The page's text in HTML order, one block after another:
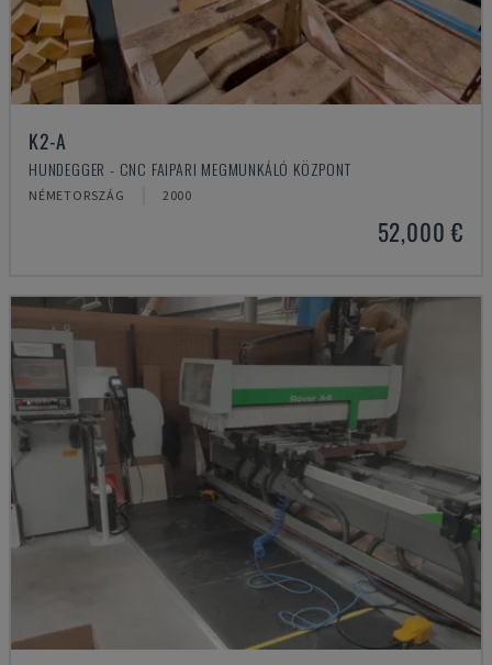
K2-A
HUNDEGGER - CNC FAIPARI MEGMUNKÁLÓ KÖZPONT
NÉMETORSZÁG 2000
52,000 €